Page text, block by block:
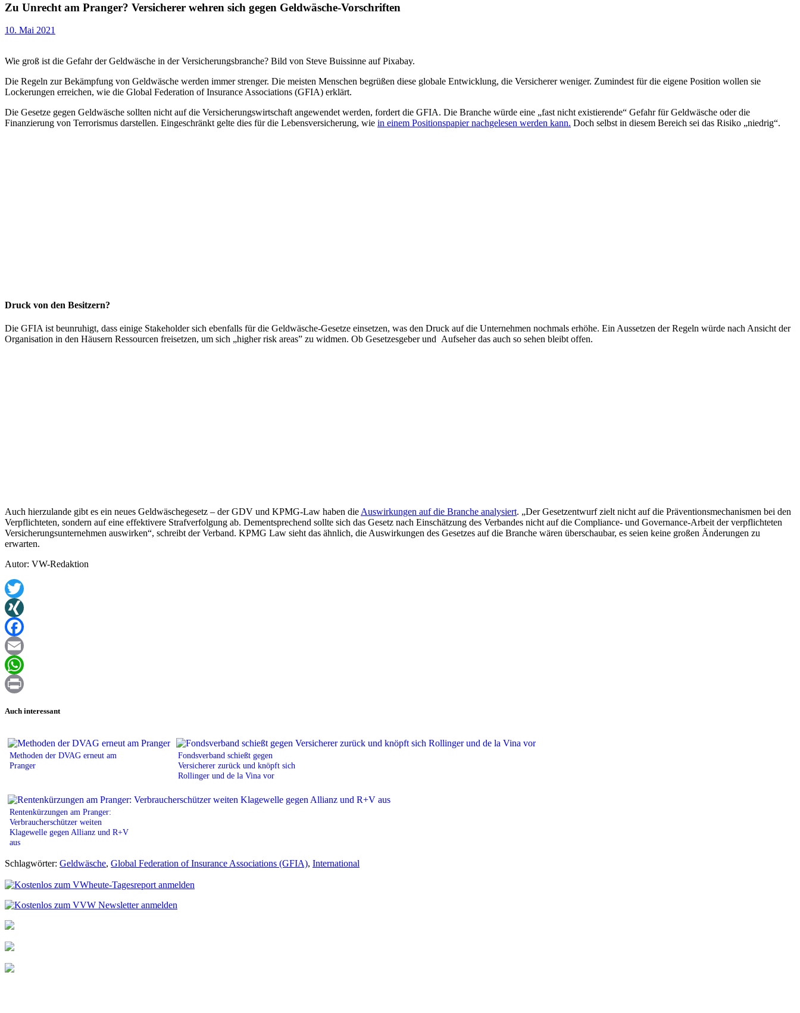
Zu Unrecht am Pranger? Versicherer wehren sich gegen Geldwäsche-Vorschriften
10. Mai 2021
Wie groß ist die Gefahr der Geldwäsche in der Versicherungsbranche? Bild von Steve Buissinne auf Pixabay.
Die Regeln zur Bekämpfung von Geldwäsche werden immer strenger. Die meisten Menschen begrüßen diese globale Entwicklung, die Versicherer weniger. Zumindest für die eigene Position wollen sie
Lockerungen erreichen, wie die Global Federation of Insurance Associations (GFIA) erklärt.
Die Gesetze gegen Geldwäsche sollten nicht auf die Versicherungswirtschaft angewendet werden, fordert die GFIA. Die Branche würde eine „fast nicht existierende“ Gefahr für Geldwäsche oder die
Finanzierung von Terrorismus darstellen. Eingeschränkt gelte dies für die Lebensversicherung, wie in einem Positionspapier nachgelesen werden kann. Doch selbst in diesem Bereich sei das Risiko „niedrig“.
Druck von den Besitzern?
Die GFIA ist beunruhigt, dass einige Stakeholder sich ebenfalls für die Geldwäsche-Gesetze einsetzen, was den Druck auf die Unternehmen nochmals erhöhe. Ein Aussetzen der Regeln würde nach Ansicht der
Organisation in den Häusern Ressourcen freisetzen, um sich „higher risk areas” zu widmen. Ob Gesetzesgeber und Aufseher das auch so sehen bleibt offen.
Auch hierzulande gibt es ein neues Geldwäschegesetz – der GDV und KPMG-Law haben die Auswirkungen auf die Branche analysiert. „Der Gesetzentwurf zielt nicht auf die Präventionsmechanismen bei den
Verpflichteten, sondern auf eine effektivere Strafverfolgung ab. Dementsprechend sollte sich das Gesetz nach Einschätzung des Verbandes nicht auf die Compliance- und Governance-Arbeit der verpflichteten
Versicherungsunternehmen auswirken“, schreibt der Verband. KPMG Law sieht das ähnlich, die Auswirkungen des Gesetzes auf die Branche wären überschaubar, es seien keine großen Änderungen zu
erwarten.
Autor: VW-Redaktion
Twitter
XING
Facebook
Email
WhatsApp
Auch interessant
Methoden der DVAG erneut am
Pranger
Fondsverband schießt gegen
Versicherer zurück und knöpft sich
Rollinger und de la Vina vor
Rentenkürzungen am Pranger:
Verbraucherschützer weiten
Klagewelle gegen Allianz und R+V
aus
Schlagwörter: Geldwäsche, Global Federation of Insurance Associations (GFIA), International